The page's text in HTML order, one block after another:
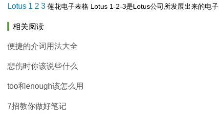
Lotus 1 2 3 莲花电子表格 Lotus 1-2-3是Lotus公司所发展出来的电
相关阅读
便捷的介词用法大全
悲伤时你该说些什么
too和enough该怎么用
7招教你做好笔记